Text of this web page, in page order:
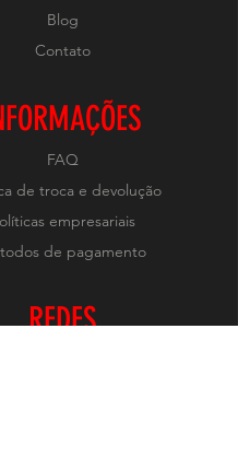
Blog
Contato
FAQ
de troca e devolução
empresariais
de pagamento
REDES